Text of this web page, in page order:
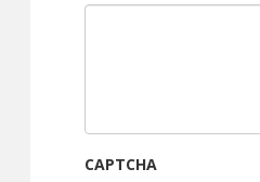
CAPTCHA